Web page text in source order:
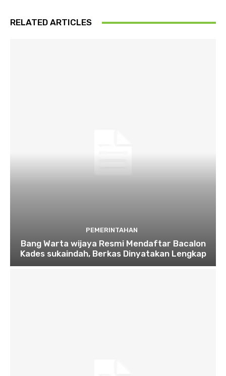
RELATED ARTICLES
PEMERINTAHAN
Bang Warta wijaya Resmi Mendaftar Bacalon
Kades sukaindah, Berkas Dinyatakan Lengkap